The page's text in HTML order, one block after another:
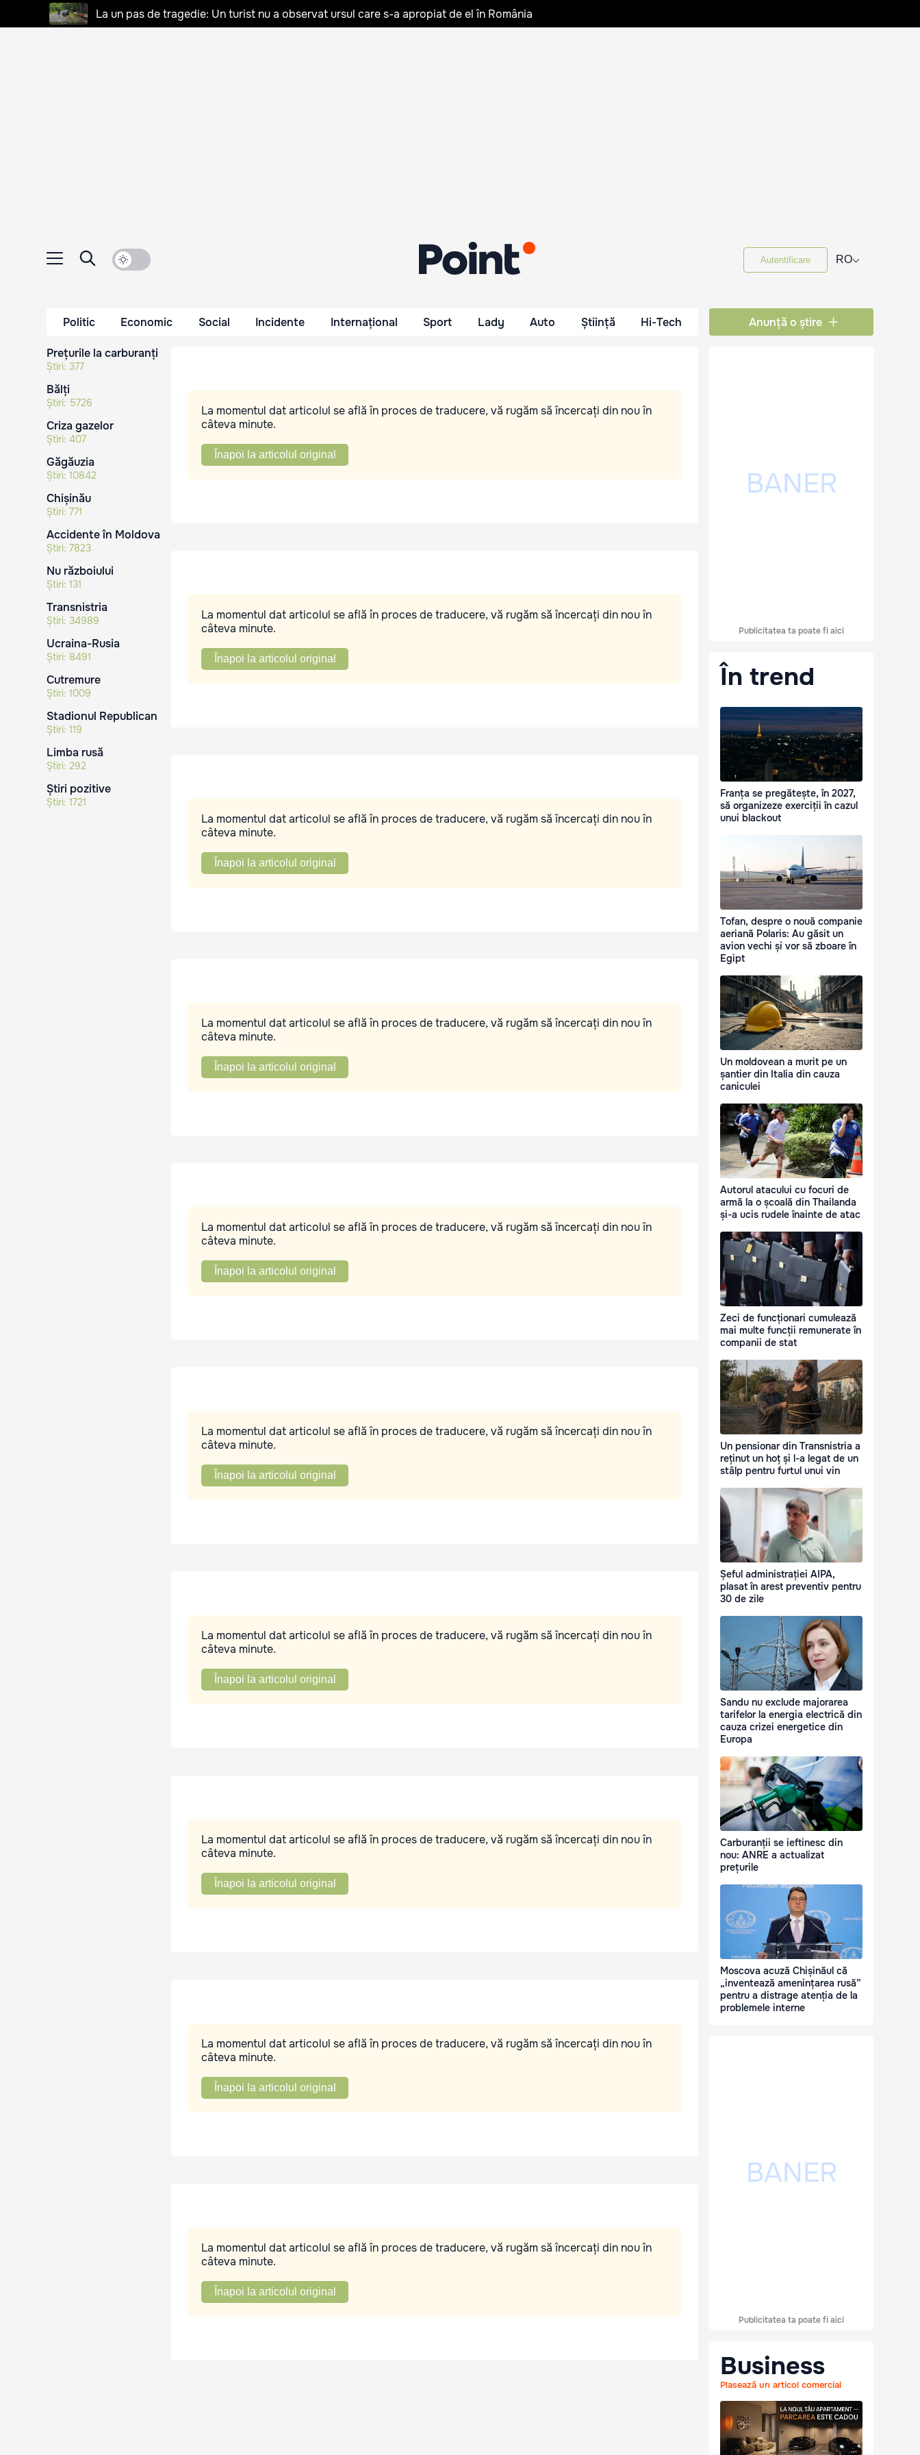
La un pas de tragedie: Un turist nu a observat ursul care s-a apropiat de el în România
Autentificare RO⌵
Politic Economic Social Incidente Internațional Sport Lady Auto Știință Hi-Tech Anunță o știre
Prețurile la carburanți
Știri: 377
Bălți
Știri: 5726
Criza gazelor
Știri: 407
Găgăuzia
Știri: 10842
Chișinău
Știri: 771
Accidente în Moldova
Știri: 7823
Nu războiului
Știri: 131
Transnistria
Știri: 34989
Ucraina-Rusia
Știri: 8491
Cutremure
Știri: 1009
Stadionul Republican
Știri: 119
Limba rusă
Știri: 292
Știri pozitive
Știri: 1721
La momentul dat articolul se află în proces de traducere, vă rugăm să încercați din nou în
câteva minute.
Înapoi la articolul original
La momentul dat articolul se află în proces de traducere, vă rugăm să încercați din nou în
câteva minute.
Înapoi la articolul original
La momentul dat articolul se află în proces de traducere, vă rugăm să încercați din nou în
câteva minute.
Înapoi la articolul original
La momentul dat articolul se află în proces de traducere, vă rugăm să încercați din nou în
câteva minute.
Înapoi la articolul original
La momentul dat articolul se află în proces de traducere, vă rugăm să încercați din nou în
câteva minute.
Înapoi la articolul original
La momentul dat articolul se află în proces de traducere, vă rugăm să încercați din nou în
câteva minute.
Înapoi la articolul original
La momentul dat articolul se află în proces de traducere, vă rugăm să încercați din nou în
câteva minute.
Înapoi la articolul original
La momentul dat articolul se află în proces de traducere, vă rugăm să încercați din nou în
câteva minute.
Înapoi la articolul original
La momentul dat articolul se află în proces de traducere, vă rugăm să încercați din nou în
câteva minute.
Înapoi la articolul original
La momentul dat articolul se află în proces de traducere, vă rugăm să încercați din nou în
câteva minute.
Înapoi la articolul original
Publicitatea ta poate fi aici
În trend
Franța se pregătește, în 2027,
să organizeze exerciții în cazul
unui blackout
Tofan, despre o nouă companie
aeriană Polaris: Au găsit un
avion vechi și vor să zboare în
Egipt
Un moldovean a murit pe un
șantier din Italia din cauza
caniculei
Autorul atacului cu focuri de
armă la o școală din Thailanda
și-a ucis rudele înainte de atac
Zeci de funcționari cumulează
mai multe funcții remunerate în
companii de stat
Un pensionar din Transnistria a
reținut un hoț și l-a legat de un
stâlp pentru furtul unui vin
Șeful administrației AIPA,
plasat în arest preventiv pentru
30 de zile
Sandu nu exclude majorarea
tarifelor la energia electrică din
cauza crizei energetice din
Europa
Carburanții se ieftinesc din
nou: ANRE a actualizat
prețurile
Moscova acuză Chișinăul că
„inventează amenințarea rusă”
pentru a distrage atenția de la
problemele interne
Publicitatea ta poate fi aici
Business
Plasează un articol comercial